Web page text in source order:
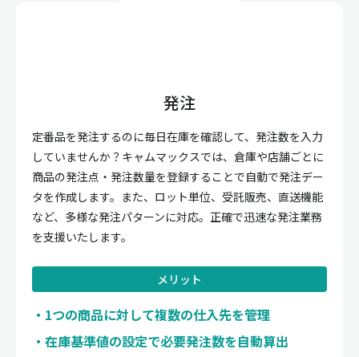
発注
定番品を発注するのに毎日在庫を確認して、発注数を入力
していませんか？キャムマックスでは、倉庫や店舗ごとに
商品の発注点・発注数量を登録することで自動で発注デー
タを作成します。また、ロット単位、受託販売、直送機能
など、多様な発注パターンに対応。正確で迅速な発注業務
を支援いたします。
メリット
1つの商品に対して複数の仕入先を管理
在庫基準値の設定で必要発注数を自動算出